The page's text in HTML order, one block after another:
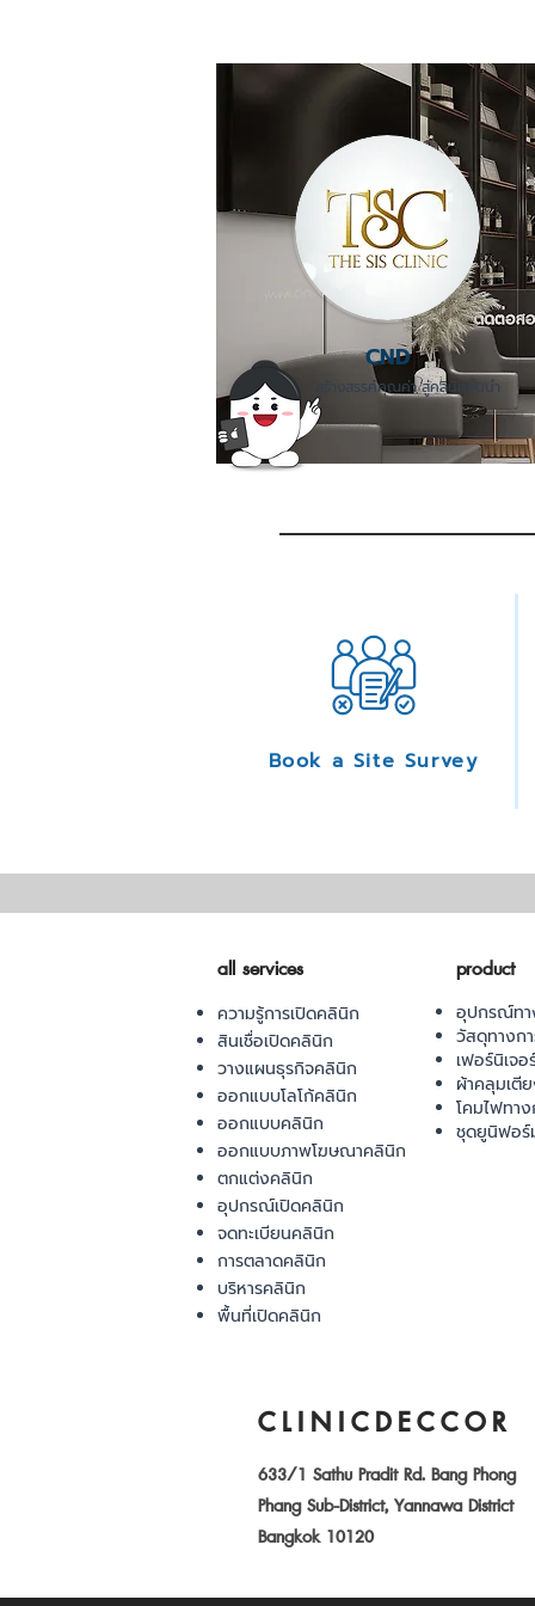
CND
สร้างสรรค์คุณค่า สู่คลินิกชั้นนำ
Book a Site Survey
all services
ความรู้การเปิดคลินิก
สินเชื่อเปิดคลินิก
วางแผนธุรกิจคลินิก
ออกแบบโลโก้คลินิก
ออกแบบคลินิก
ออกแบบภาพโฆษณาคลินิก
ตกแต่งคลินิก
อุปกรณ์เปิดคลินิก
จดทะเบียนคลินิก
การตลาดคลินิก
บริหารคลินิก
พื้นที่เปิดคลินิก
product
อุปกรณ์ทา
วัสดุทางก
เฟอร์นิเจ
ผ้าคลุมเตี
โคมไฟทา
ชุดยูนิฟอร์
CLINICDECCOR
633/1 Sathu Pradit Rd. Bang Phong
Phang Sub-District, Yannawa District
Bangkok 10120